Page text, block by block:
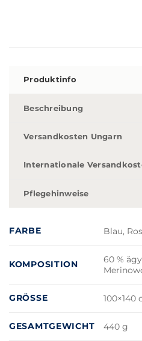
Produktinfo
Beschreibung
Versandkosten Ungarn
Internationale
Pflegehinweise
FARBE Blau,
KOMPOSITION
60 %
GRÖSSE 100×140
GESAMTGEWICHT 440 g